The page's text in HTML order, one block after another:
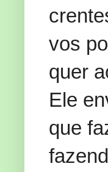
vos
quer
Ele
que